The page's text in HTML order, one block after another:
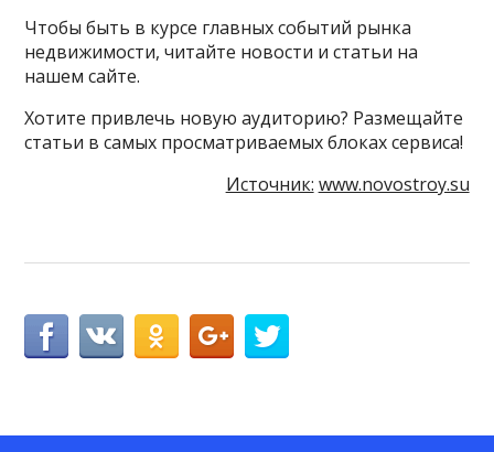
Чтобы быть в курсе главных событий рынка
недвижимости, читайте новости и статьи на
нашем сайте.
Хотите привлечь новую аудиторию? Размещайте
статьи в самых просматриваемых блоках сервиса!
Источник: www.novostroy.su